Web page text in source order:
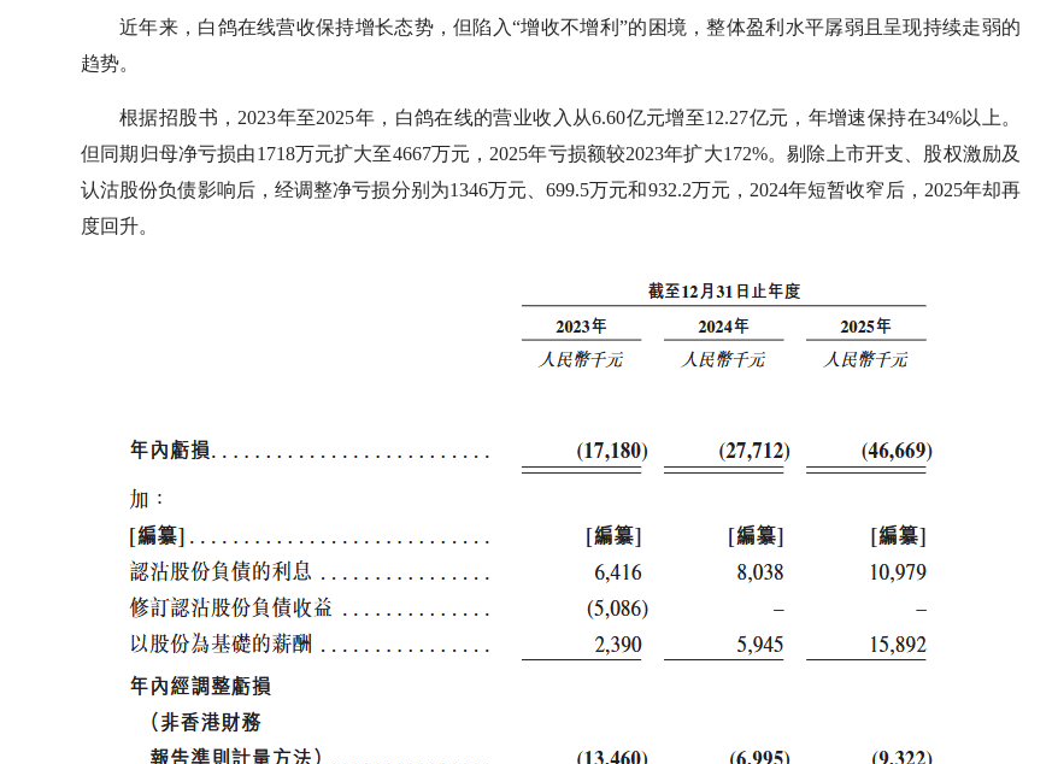
近年来，白鸽在线营收保持增长态势，但陷入“增收不增利”的困境，整体盈利水平孱弱且呈现持续走弱的
趋势。
根据招股书，2023年至2025年，白鸽在线的营业收入从6.60亿元增至12.27亿元，年增速保持在34%以上。
但同期归母净亏损由1718万元扩大至4667万元，2025年亏损额较2023年扩大172%。剔除上市开支、股权激励及
认沽股份负债影响后，经调整净亏损分别为1346万元、699.5万元和932.2万元，2024年短暂收窄后，2025年却再
度回升。